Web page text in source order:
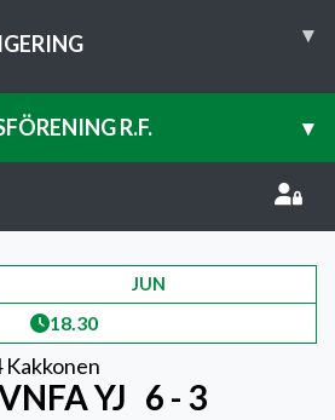
▾
R.F. ▾
JUN
18.30
Kakkonen
YJ 6 - 3